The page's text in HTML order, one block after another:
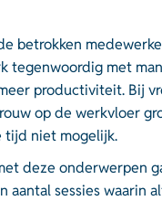
betrokken
tegenwoordig met
productiviteit. Bij
op de werkvloer
tijd niet mogelijk.
deze onderwerpen
aantal sessies